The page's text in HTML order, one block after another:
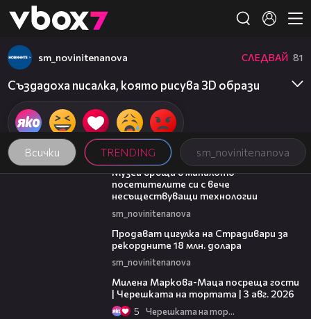
👾
Всички TRENDING sm_novinitenanova
sm_novinitenanova СЛЕДВАЙ 81
Създадоха писалка, която рисува 3D образи
01:15
Музей връща в миналото
посетителите си с вече
несъществуващи технологии
sm_novinitenanova
Продават цигулка на Страдивари за
рекордните 18 млн. долара
sm_novinitenanova
Милена Маркова-Маца посреща гости
| Черешката на тортата | 3 авг. 2026
5 Черешката на тортата